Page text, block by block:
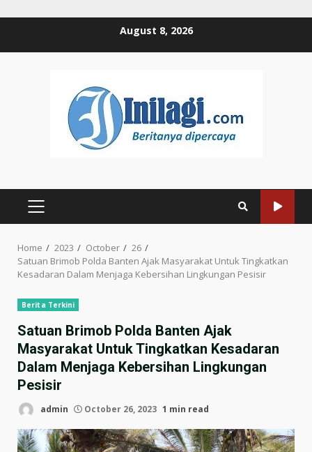
August 8, 2026
PRIMARY
Home 2023 October
26
Satuan Brimob Polda Banten Ajak Masyarakat Untuk Tingkatkan
Kesadaran Dalam Menjaga Kebersihan Lingkungan Pesisir
Berita Terkini
Satuan Brimob Polda Banten Ajak
Masyarakat Untuk Tingkatkan Kesadaran
Dalam Menjaga Kebersihan Lingkungan
Pesisir
admin October 26, 2023 1 min read